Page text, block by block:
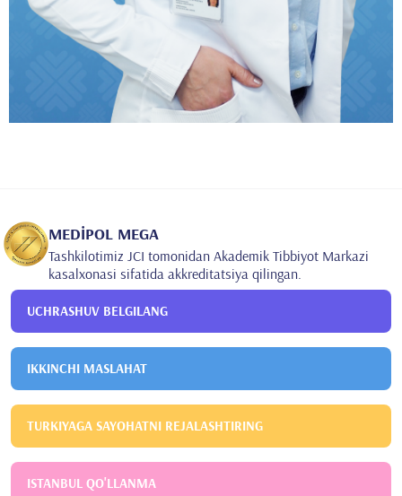
MEDİPOL MEGA
Tashkilotimiz JCI tomonidan Akademik Tibbiyot Markazi
kasalxonasi sifatida akkreditatsiya qilingan.
UCHRASHUV BELGILANG
IKKINCHI MASLAHAT
TURKIYAGA SAYOHATNI REJALASHTIRING
ISTANBUL QO'LLANMA